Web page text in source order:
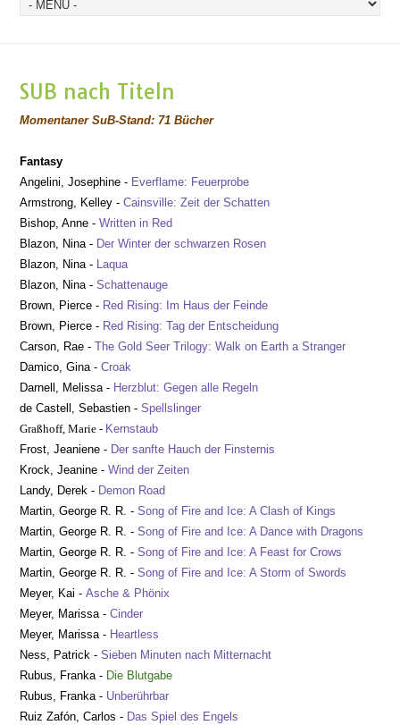
SUB nach Titeln
Momentaner SuB-Stand: 71 Bücher
Fantasy
Angelini, Josephine - Everflame: Feuerprobe
Armstrong, Kelley -Cainsville: Zeit der Schatten
Bishop, Anne -Written in Red
Blazon, Nina - Der Winter der schwarzen Rosen
Blazon, Nina - Laqua
Blazon, Nina -Schattenauge
Brown, Pierce - Red Rising: Im Haus der Feinde
Brown, Pierce - Red Rising: Tag der Entscheidung
Carson, Rae -The Gold Seer Trilogy:Walk on Earth a Stranger
Damico, Gina -Croak
Darnell, Melissa - Herzblut: Gegen alle Regeln
deCastell, Sebastien - Spellslinger
Graßhoff, Marie - Kernstaub
Frost, Jeaniene - Der sanfte Hauch der Finsternis
Krock, Jeanine -Wind der Zeiten
Landy, Derek - Demon Road
Martin, George R. R. -Song of Fire and Ice: A Clash of Kings
Martin, George R. R. -Song of Fire and Ice: A Dance with Dragons
Martin, George R. R. -Song of Fire and Ice:A Feast for Crows
Martin, George R. R. - Song of Fire and Ice:A Storm of Swords
Meyer, Kai -Asche & Phönix
Meyer, Marissa - Cinder
Meyer, Marissa - Heartless
Ness, Patrick - Sieben Minuten nach Mitternacht
Rubus, Franka - Die Blutgabe
Rubus, Franka - Unberührbar
Ruiz Zafón, Carlos - Das Spiel des Engels